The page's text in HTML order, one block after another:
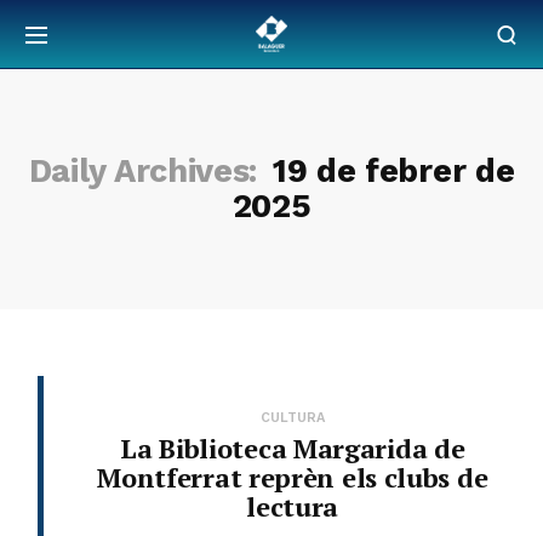
Daily Archives: 19 de febrer de
2025
CULTURA
La Biblioteca Margarida de
Montferrat reprèn els clubs de
lectura